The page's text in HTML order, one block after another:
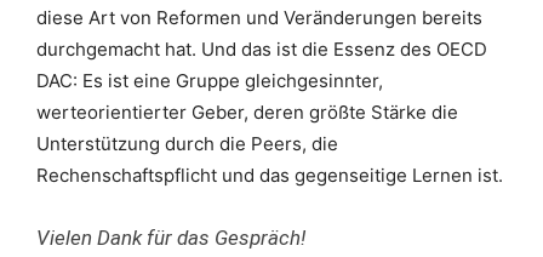
diese Art von Reformen und Veränderungen bereits
durchgemacht hat. Und das ist die Essenz des OECD
DAC: Es ist eine Gruppe gleichgesinnter,
werteorientierter Geber, deren größte Stärke die
Unterstützung durch die Peers, die
Rechenschaftspflicht und das gegenseitige Lernen ist.
Vielen Dank für das Gespräch!